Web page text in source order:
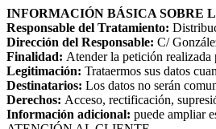
INFORMACIÓN BÁSICA SOBRE
Responsable del Tratamiento:
Dirección del Responsable: C/
Finalidad: Atender la petición
Legitimación: Trataermos sus datos
Destinatarios: Los datos no serán
Derechos: Acceso, rectificación,
Información adicional: puede ampliar